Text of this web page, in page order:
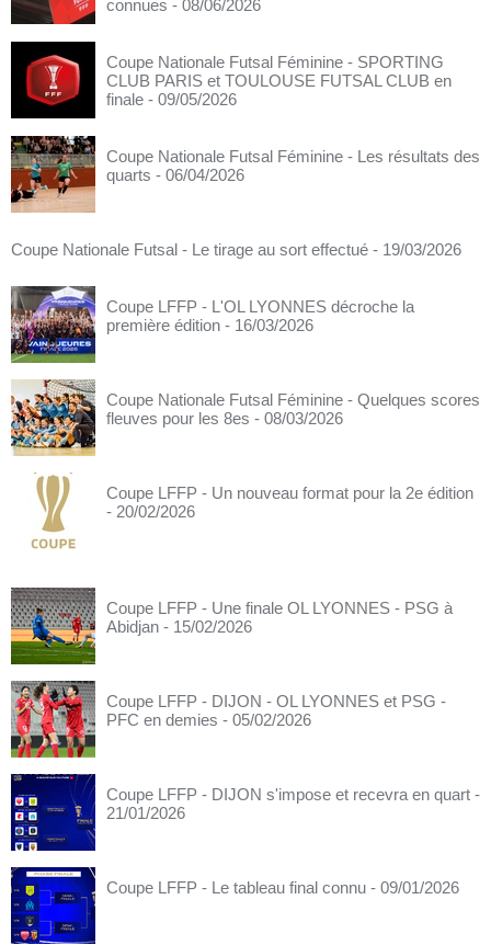
connues - 08/06/2026
Coupe Nationale Futsal Féminine - SPORTING
CLUB PARIS et TOULOUSE FUTSAL CLUB en
finale - 09/05/2026
Coupe Nationale Futsal Féminine - Les résultats des
quarts - 06/04/2026
Coupe Nationale Futsal - Le tirage au sort effectué - 19/03/2026
Coupe LFFP - L'OL LYONNES décroche la
première édition - 16/03/2026
Coupe Nationale Futsal Féminine - Quelques scores
fleuves pour les 8es - 08/03/2026
Coupe LFFP - Un nouveau format pour la 2e édition
- 20/02/2026
Coupe LFFP - Une finale OL LYONNES - PSG à
Abidjan - 15/02/2026
Coupe LFFP - DIJON - OL LYONNES et PSG -
PFC en demies - 05/02/2026
Coupe LFFP - DIJON s'impose et recevra en quart -
21/01/2026
Coupe LFFP - Le tableau final connu - 09/01/2026